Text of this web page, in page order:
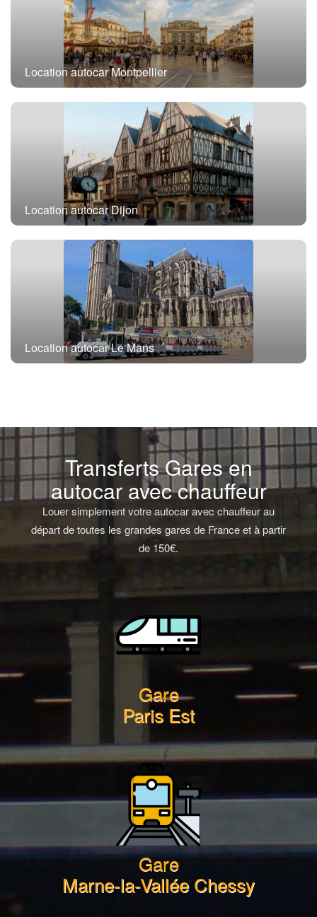
Location autocar Montpellier
Location autocar Dijon
Location autocar Le Mans
Transferts Gares en
autocar avec chauffeur
Louer simplement votre autocar avec chauffeur au
départ de toutes les grandes gares de France et à partir
de 150€.
Gare
Paris Est
Gare
Marne-la-Vallée Chessy